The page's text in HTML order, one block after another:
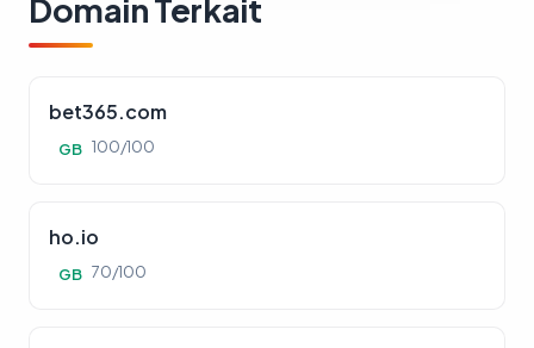
Domain Terkait
bet365.com
GB 100/100
ho.io
GB 70/100